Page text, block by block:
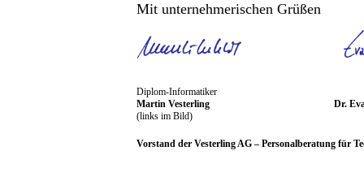
Mit unternehmerischen Grüßen
Diplom-Informatiker
Martin Vesterling
(links im Bild)
Dr.
Vorstand der Vesterling AG – Personalberatung für